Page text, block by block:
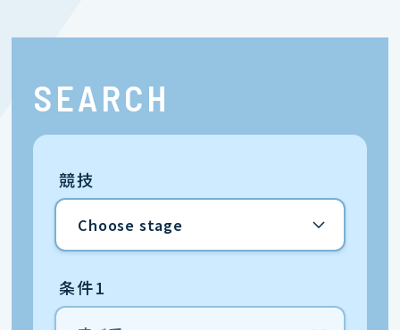
SEARCH
競技
条件1